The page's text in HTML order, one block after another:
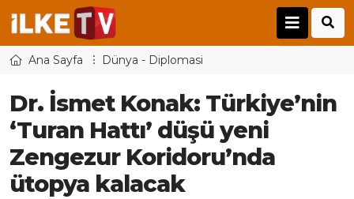
Ana Sayfa Dünya - Diplomasi
Dr. İsmet Konak: Türkiye’nin
‘Turan Hattı’ düşü yeni
Zengezur Koridoru’nda
ütopya kalacak